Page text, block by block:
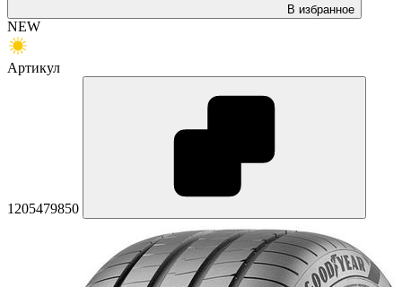
В избранное
NEW
Артикул
1205479850